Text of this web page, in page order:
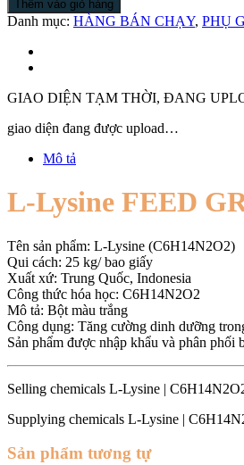
|
C6H14N2O2
|
Bán
|
Lysine
Feed
L-
Feed
|
L-
Lysine
cho
TACN
|
Lysine
Feed
Grade
số
lượng
Thêm vào giỏ hàng
Danh mục: HÀNG BÁN CHẠY, PHỤ
GIAO DIỆN TẠM THỜI, ĐANG
giao diện đang được upload…
Mô tả
L-Lysine FEED
Tên sản phẩm: L-Lysine (C6H14N2O2)
Qui cách: 25 kg/ bao giấy
Xuất xứ: Trung Quốc, Indonesia
Công thức hóa học: C6H14N2O2
Mô tả: Bột màu trắng
Công dụng: Tăng cường dinh dưỡng
Sản phẩm được nhập khẩu và phân phối
Selling chemicals L-Lysine |
Supplying chemicals L-Lysine |
Sản phẩm tương tự